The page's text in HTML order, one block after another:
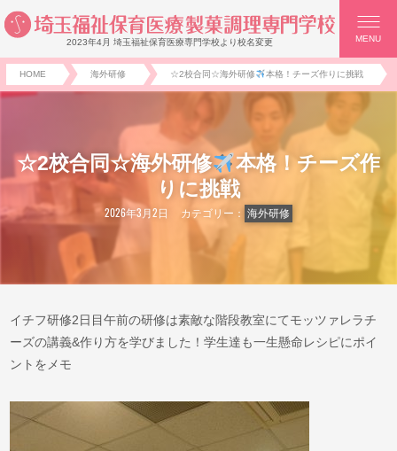
2023年4月 埼玉福祉保育医療専門学校より校名変更 MENU
HOME 海外研修 ☆2校合同☆海外研修 本格！チーズ作りに挑戦
☆2校合同☆海外研修
本格！チーズ作
りに挑戦
2026年3月2日 カテゴリー： 海外研修
イチフ研修2日目午前の研修は素敵な階段教室にてモッツァレラチ
ーズの講義&作り方を学びました！学生達も一生懸命レシピにポイ
ントをメモ